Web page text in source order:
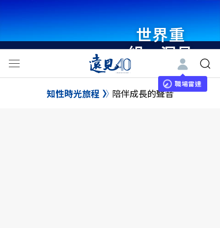
世界重
組・洞見
未來 與
世界領袖
職場雷達
知性時光旅程 陪伴成長的聲音